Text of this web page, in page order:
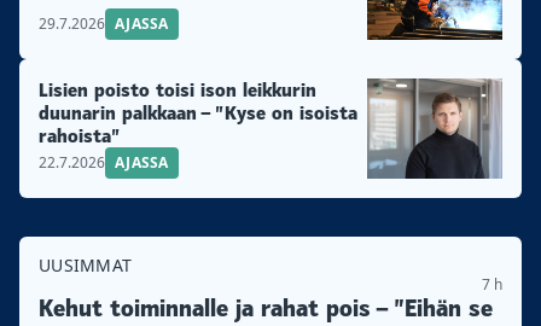
29.7.2026 AJASSA
Lisien poisto toisi ison leikkurin
duunarin palkkaan – ”Kyse on isoista
rahoista”
22.7.2026 AJASSA
UUSIMMAT
7 h
Kehut toiminnalle ja rahat pois – ”Eihän se